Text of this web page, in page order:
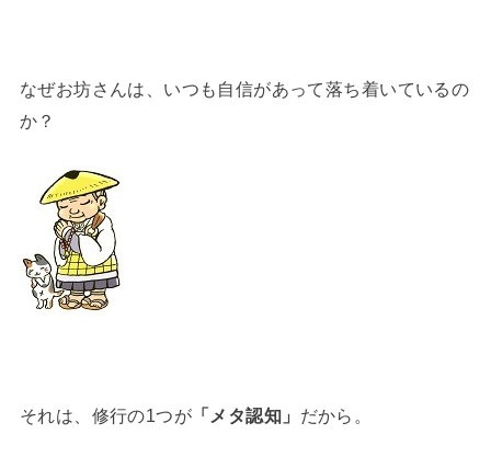
なぜお坊さんは、いつも自信があって落ち着いているの
か？
それは、修行の1つが 「メタ認知」 だから。